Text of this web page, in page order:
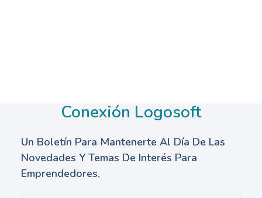
Conexión Logosoft
Un Boletín Para Mantenerte Al Día De Las
Novedades Y Temas De Interés Para
Emprendedores.